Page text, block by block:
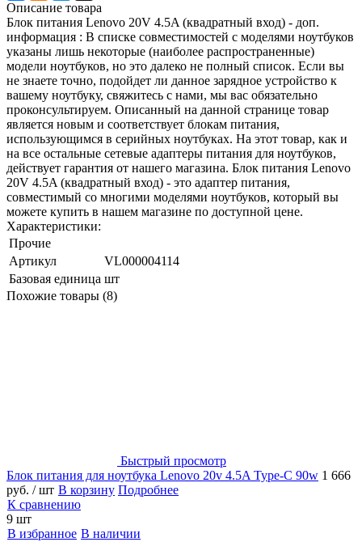
Описание товара
Блок питания Lenovo 20V 4.5A (квадратный вход) - доп.
информация : В списке совместимостей с моделями ноутбуков
указаны лишь некоторые (наиболее распространенные)
модели ноутбуков, но это далеко не полный список. Если вы
не знаете точно, подойдет ли данное зарядное устройство к
вашему ноутбуку, свяжитесь с нами, мы вас обязательно
проконсультируем. Описанный на данной странице товар
является новым и соответствует блокам питания,
использующимся в серийных ноутбуках. На этот товар, как и
на все остальные сетевые адаптеры питания для ноутбуков,
действует гарантия от нашего магазина. Блок питания Lenovo
20V 4.5A (квадратный вход) - это адаптер питания,
совместимый со многими моделями ноутбуков, который вы
можете купить в нашем магазине по доступной цене.
Характеристики:
Прочие
Артикул
VL000004114
Базовая единица шт
Похожие товары (8)
Быстрый просмотр
Блок питания для ноутбука Lenovo 20v 4.5A Type-C 90w 1 666
руб. / шт В корзину Подробнее
К сравнению
9 шт
В избранное В наличии